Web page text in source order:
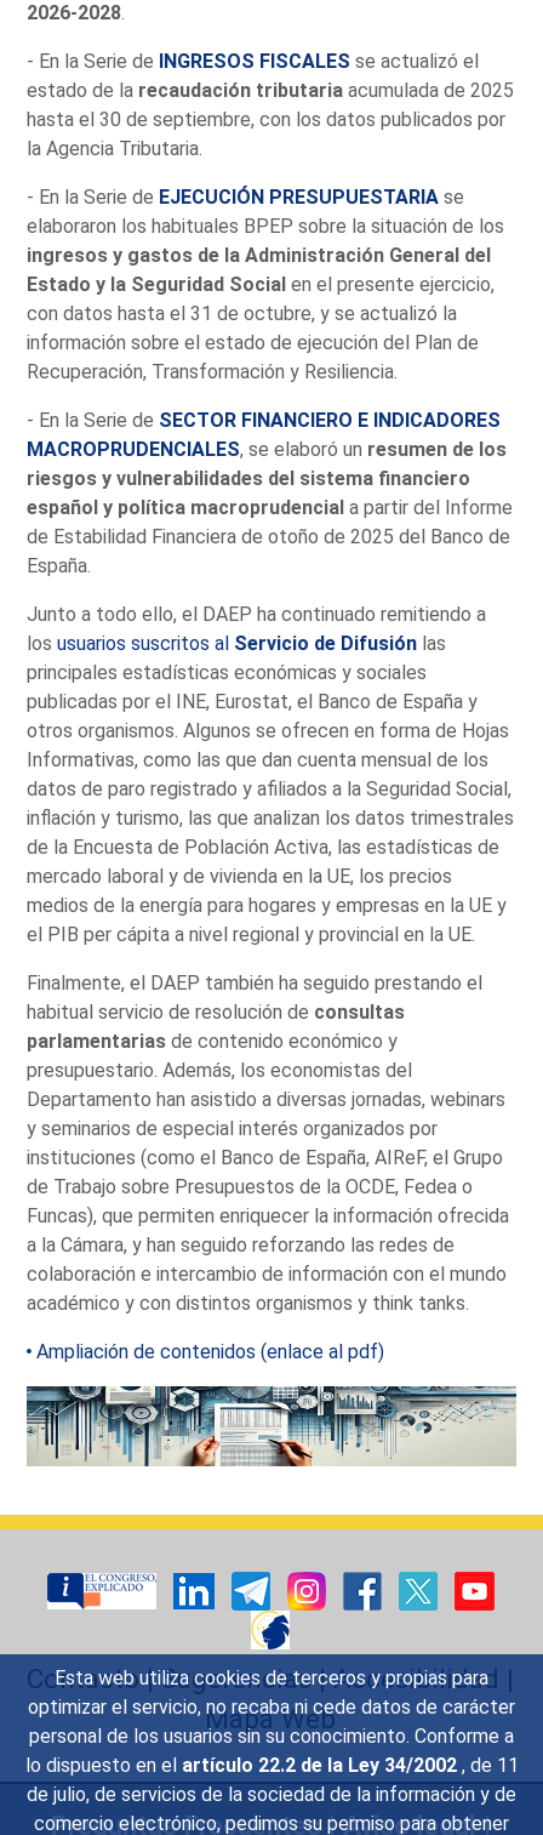
Esta web utiliza cookies de terceros y propias para
optimizar el servicio, no recaba ni cede datos de carácter
personal de los usuarios sin su conocimiento. Conforme a
lo dispuesto en el artículo 22.2 de la Ley 34/2002 , de 11
de julio, de servicios de la sociedad de la información y de
comercio electrónico, pedimos su permiso para obtener
2026-2028
- En la Serie de INGRESOS FISCALESse actualizó el
estado de la recaudación tributariaacumulada de 2025
hasta el 30 de septiembre, con los datos publicados por
la Agencia Tributaria.
- En la Serie de EJECUCIÓN PRESUPUESTARIA se
elaboraron los habituales BPEP sobre la situación de los
ingresos y gastos de la Administración General del
Estado y la Seguridad Socialen el presente ejercicio,
con datos hasta el 31 de octubre, y se actualizó la
información sobre el estado de ejecución del Plan de
Recuperación, Transformación y Resiliencia.
- En la Serie de SECTOR FINANCIERO E INDICADORES
MACROPRUDENCIALES, se elaboró un resumen de los
riesgos y vulnerabilidades del sistema financiero
español y política macroprudencial a partir del Informe
de Estabilidad Financiera de otoño de 2025 del Banco de
España.
Junto a todo ello, el DAEP ha continuado remitiendo a
losusuarios suscritos al Servicio de Difusión las
principales estadísticas económicas y sociales
publicadas por el INE, Eurostat, el Banco de España y
otros organismos. Algunos se ofrecen en forma de Hojas
Informativas, como las que dan cuenta mensual de los
datos de paro registrado y afiliados a la Seguridad Social,
inflación y turismo, las que analizan los datos trimestrales
de la Encuesta de Población Activa, las estadísticas de
mercado laboral y de vivienda en la UE, los precios
medios de la energía para hogares y empresas en la UE y
el PIB per cápita a nivel regional y provincial en la UE.
Finalmente, el DAEP también ha seguido prestando el
habitual servicio de resolución de consultas
parlamentarias de contenido económico y
presupuestario. Además, los economistas del
Departamento han asistido a diversas jornadas, webinars
y seminarios de especial interés organizados por
instituciones (como el Banco de España, AIReF, el Grupo
de Trabajo sobre Presupuestos de la OCDE, Fedea o
Funcas), que permiten enriquecer la información ofrecida
a la Cámara, y han seguido reforzando las redes de
colaboración e intercambio de información con el mundo
académico y con distintos organismos y think tanks.
Ampliación de contenidos (enlace al pdf)
Contacto|Sugerencias|Accesibilidad |
Mapa Web
Preguntas Frecuentes|Aviso legal|